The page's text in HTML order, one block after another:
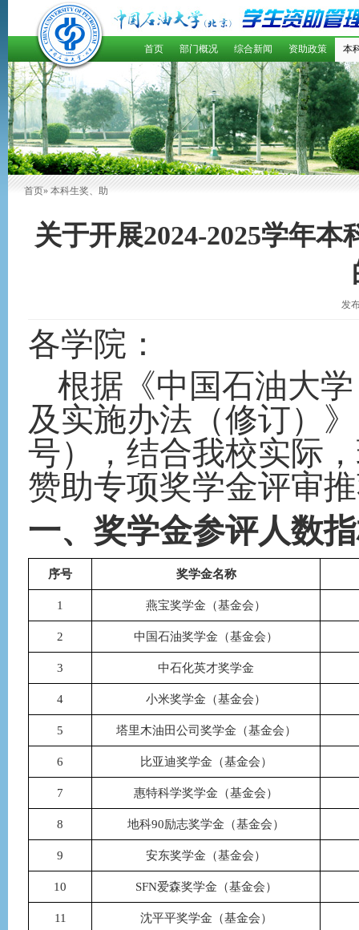
首页 部门概况 综合新闻 资助政策 本
首页» 本科生奖、助
关于开展2024-2025学年
发
各学院：
根据《中国石油大
及实施办法（修订）》
号）
，结合我校实际
赞助专项奖学金评审
一、奖学金参评人数
序号 奖学金名称
1 燕宝奖学金（基金会）
2 中国石油奖学金（基金会）
3 中石化英才奖学金
4 小米奖学金（基金会）
5 塔里木油田公司奖学金（基金会）
6 比亚迪奖学金（基金会）
7 惠特科学奖学金（基金会）
8 地科90励志奖学金（基金会）
9 安东奖学金（基金会）
10 SFN爱森奖学金（基金会）
11 沈平平奖学金（基金会）